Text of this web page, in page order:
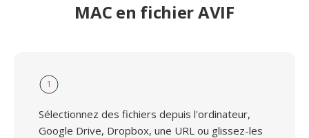
MAC en fichier AVIF
1
Sélectionnez des fichiers depuis l'ordinateur,
Google Drive, Dropbox, une URL ou glissez-les